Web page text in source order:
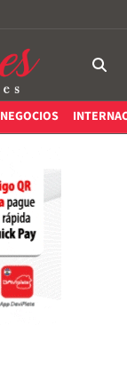
NEGOCIOS